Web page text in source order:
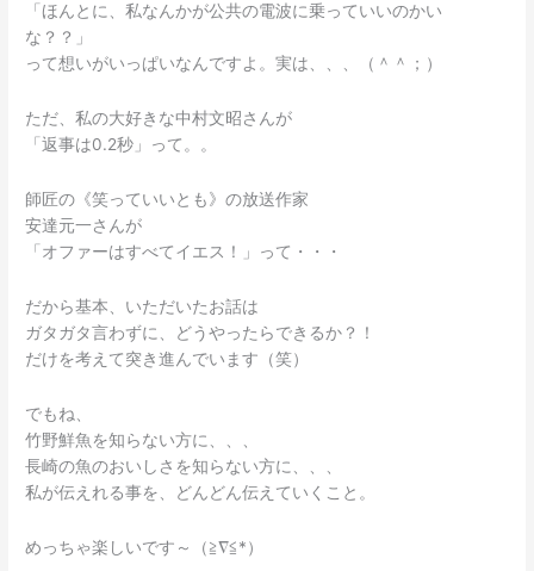
「ほんとに、私なんかが公共の電波に乗っていいのかい
な？？」
って想いがいっぱいなんですよ。実は、、、（＾＾；）
ただ、私の大好きな中村文昭さんが
「返事は0.2秒」って。。
師匠の《笑っていいとも》の放送作家
安達元一さんが
「オファーはすべてイエス！」って・・・
だから基本、いただいたお話は
ガタガタ言わずに、どうやったらできるか？！
だけを考えて突き進んでいます（笑）
でもね、
竹野鮮魚を知らない方に、、、
長崎の魚のおいしさを知らない方に、、、
私が伝えれる事を、どんどん伝えていくこと。
めっちゃ楽しいです～（≧∇≦*）